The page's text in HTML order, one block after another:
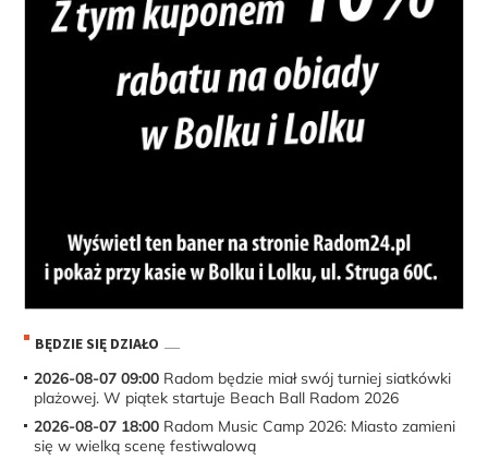
BĘDZIE SIĘ DZIAŁO
2026-08-07 09:00 Radom będzie miał swój turniej siatkówki
plażowej. W piątek startuje Beach Ball Radom 2026
2026-08-07 18:00 Radom Music Camp 2026: Miasto zamieni
się w wielką scenę festiwalową